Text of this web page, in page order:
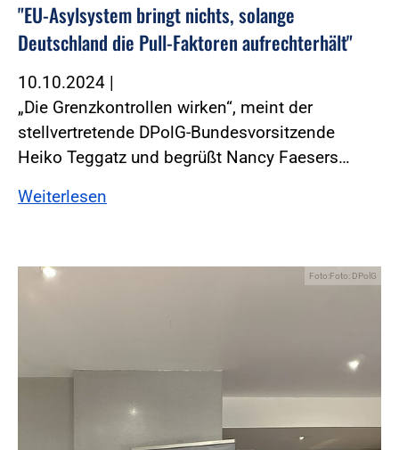
"EU-Asylsystem bringt nichts, solange
Deutschland die Pull-Faktoren aufrechterhält"
10.10.2024 |
„Die Grenzkontrollen wirken“, meint der
stellvertretende DPolG-Bundesvorsitzende
Heiko Teggatz und begrüßt Nancy Faesers…
Weiterlesen
Foto:Foto: DPolG